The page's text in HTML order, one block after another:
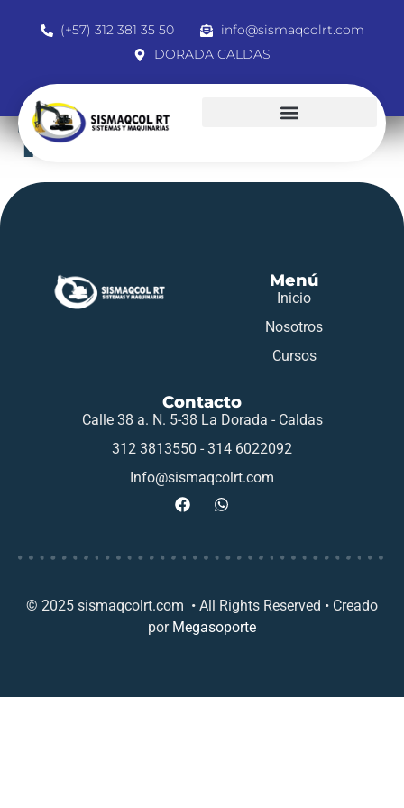
(+57) 312 381 35 50
info@sismaqcolrt.com
DORADA CALDAS
1061172156
Menú
Inicio
Nosotros
Cursos
Contacto
Calle 38 a. N. 5-38 La Dorada - Caldas
312 3813550 - 314 6022092
Info@sismaqcolrt.com
© 2025 sismaqcolrt.com • All Rights Reserved • Creado
por Megasoporte